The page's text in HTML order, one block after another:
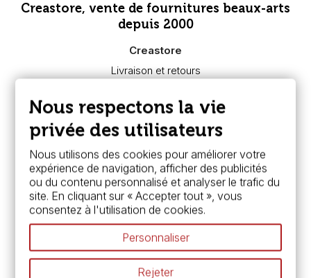
Creastore, vente de fournitures beaux-arts
depuis 2000
Creastore
Livraison et retours
Paiement sécurisé
FAQ
Boutique à Angers
Services
Carte fidélité & avantages
Chèque cadeau, bon cadeaux
Devis & bon de commande
Pass culture - mode d'emploi
Nos promotions en cours
Espace conseils
L’aquarelle en tubes ou en godets ?
Nous respectons la vie
privée des utilisateurs
Nous utilisons des cookies pour améliorer votre
expérience de navigation, afficher des publicités
ou du contenu personnalisé et analyser le trafic du
site. En cliquant sur « Accepter tout », vous
consentez à l'utilisation de cookies.
Personnaliser
Rejeter